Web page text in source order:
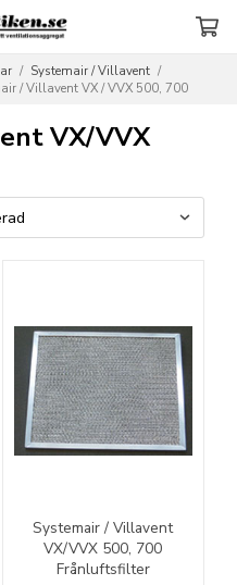
/ Systemair / Villavent /
/ Villavent VX / VVX 500, 700
VX/VVX
Systemair / Villavent
VX/VVX 500, 700
Frånluftsfilter